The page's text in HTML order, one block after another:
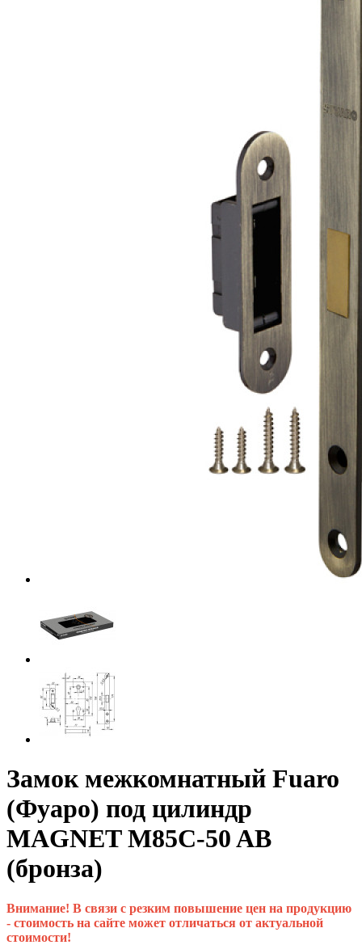
Замок межкомнатный Fuaro
(Фуаро) под цилиндр
MAGNET M85C-50 AB
(бронза)
Внимание! В связи с резким повышение цен на продукцию
- стоимость на сайте может отличаться от актуальной
стоимости!